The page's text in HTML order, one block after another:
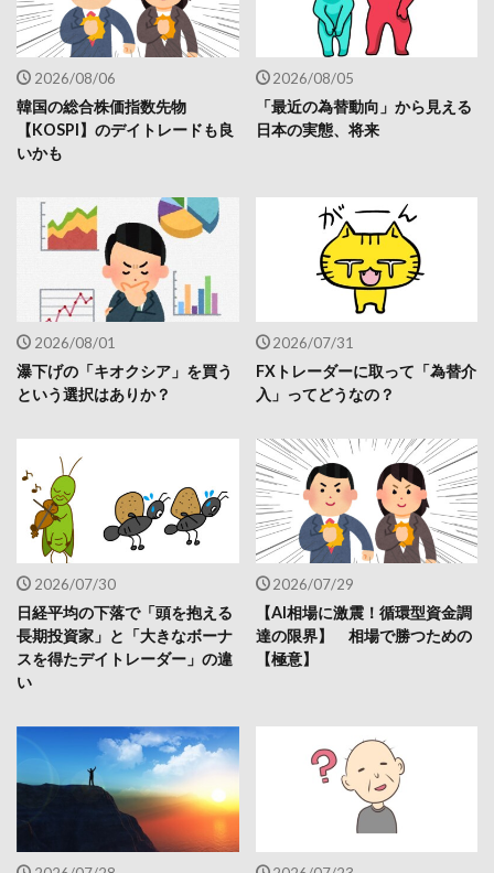
2026/08/06
韓国の総合株価指数先物
【KOSPI】のデイトレードも良
いかも
2026/08/05
「最近の為替動向」から見える
日本の実態、将来
2026/08/01
瀑下げの「キオクシア」を買う
という選択はありか？
2026/07/31
FXトレーダーに取って「為替介
入」ってどうなの？
2026/07/30
日経平均の下落で「頭を抱える
長期投資家」と「大きなボーナ
スを得たデイトレーダー」の違
い
2026/07/29
【AI相場に激震！循環型資金調
達の限界】 相場で勝つための
【極意】